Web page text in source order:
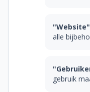
Fysiotherapeuten
Vergoedingen
alle
gebruik